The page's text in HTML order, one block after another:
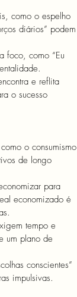
como o espelho
diários” podem
foco, como “Eu
e reflita
o sucesso
o consumismo
de longo
para
economizado é
tempo e
um plano de
conscientes”
impulsivas.